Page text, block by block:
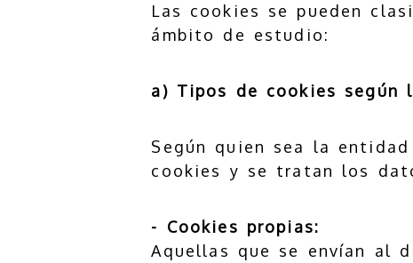
Las cookies se pueden
ámbito de estudio:
a) Tipos de cookies
Según quien sea la
cookies y se tratan los
- Cookies propias:
Aquellas que se envían al